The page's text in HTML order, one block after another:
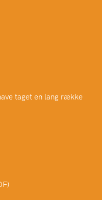
taget en lang række